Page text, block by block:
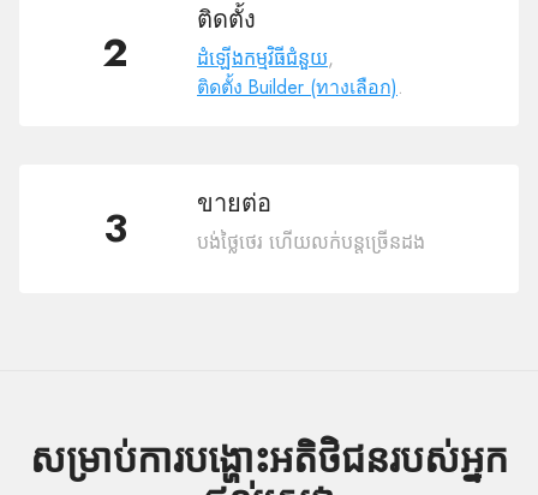
2
ติดตั้ง
ដំឡើងកម្មវិធីជំនួយ,
ติดตั้ง Builder (ทางเลือก).
3 ขายต่อ
បង់ថ្លៃថេរ ហើយលក់បន្តច្រើនដង
សម្រាប់ការបង្ហោះអតិថិជនរបស់អ្នក